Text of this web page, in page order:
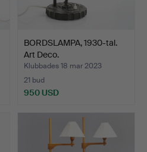
BORDSLAMPA, 1930-tal.
Art Deco.
Klubbades 18 mar 2023
21 bud
950 USD